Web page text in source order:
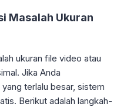
Masalah Ukuran
ukuran file video atau
Jika Anda
terlalu besar, sistem
Berikut adalah langkah-